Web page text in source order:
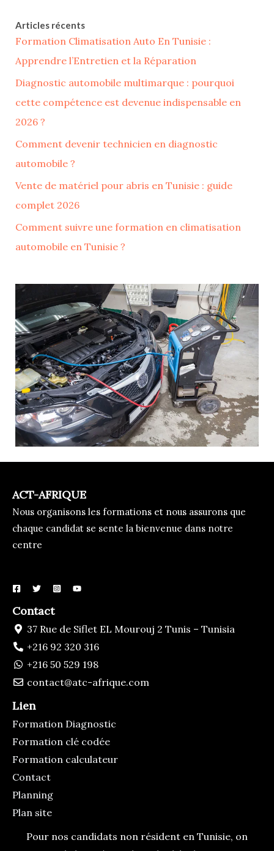
Articles récents
Formation Climatisation Auto En Tunisie :
Apprendre l’Entretien et la Réparation
Diagnostic automobile multimarque : pourquoi
cette compétence est devenue indispensable en
2026 ?
Comment devenir technicien en diagnostic
automobile ?
Vente de matériel pour abris en Tunisie : guide
complet 2026
Comment suivre une formation en climatisation
automobile en Tunisie ?
ACT-AFRIQUE
Nous organisons les formations et nous assurons que
chaque candidat se sente la bienvenue dans notre
centre
Contact
37 Rue de Siflet EL Mourouj 2 Tunis – Tunisia
+216 92 320 316
+216 50 529 198
contact@atc-afrique.com
Lien
Formation Diagnostic
Formation clé codée
Formation calculateur
Contact
Planning
Plan site
Pour nos candidats non résident en Tunisie, on